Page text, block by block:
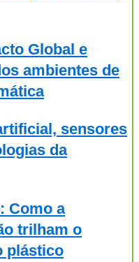
Global e
ambientes de
sensores
da
Como a
trilham o
plástico